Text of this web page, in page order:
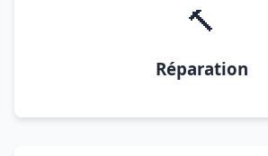
🔨
Réparation